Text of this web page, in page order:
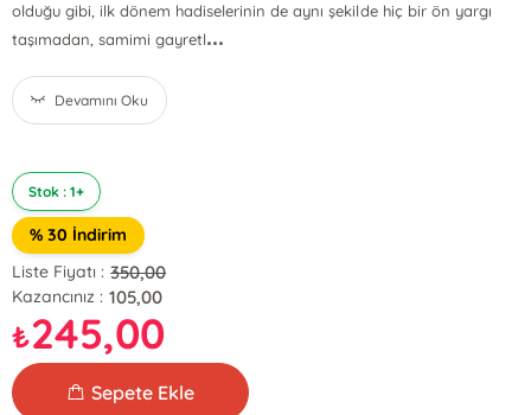
olduğu gibi, ilk dönem hadiselerinin de aynı şekilde hiç bir ön yargı
taşımadan, samimi gayretl...
Devamını Oku
Stok : 1+
% 30 İndirim
Liste Fiyatı : 350,00
Kazancınız : 105,00
₺245,00
Sepete Ekle